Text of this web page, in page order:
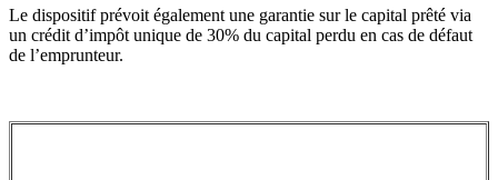
Le dispositif prévoit également une garantie sur le capital prêté via
un crédit d’impôt unique de 30% du capital perdu en cas de défaut
de l’emprunteur.